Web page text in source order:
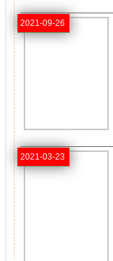
2021-09-26
2021-03-23